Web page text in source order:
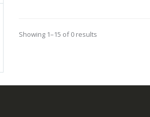
Showing 1–15 of 0 results